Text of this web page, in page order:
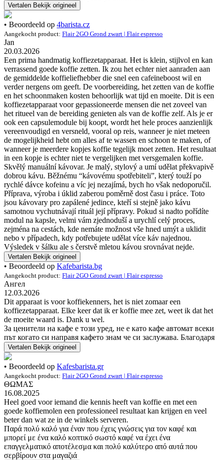
Vertalen Bekijk origineel
• Beoordeeld op 4barista.cz
Aangekocht product: Flair 2GO Grond zwart | Flair espresso
Jan
20.03.2026
Een prima handmatig koffiezetapparaat. Het is klein, stijlvol en kan
verrassend goede koffie zetten. Ik zou het echter niet aanraden aan
de gemiddelde koffieliefhebber die snel een cafeïneboost wil en
verder nergens om geeft. De voorbereiding, het zetten van de koffie
en het schoonmaken kosten behoorlijk wat tijd en moeite. Dit is een
koffiezetapparaat voor gepassioneerde mensen die net zoveel van
het ritueel van de bereiding genieten als van de koffie zelf. Als je er
ook een capsulemodule bij koopt, wordt het hele proces aanzienlijk
vereenvoudigd en versneld, vooral op reis, wanneer je niet meteen
de mogelijkheid hebt om alles af te wassen en schoon te maken, of
wanneer je meerdere kopjes koffie tegelijk moet zetten. Het resultaat
in een kopje is echter niet te vergelijken met versgemalen koffie.
Skvělý manuální kávovar. Je malý, stylový a umí udělat překvapivě
dobrou kávu. Běžnému “kávovému spotřebiteli”, který touží po
rychlé dávce kofeinu a víc jej nezajímá, bych ho však nedoporučil.
Příprava, výroba i úklid zaberou poměrně dost času i práce. Toto
jsou kávovary pro zapálené jedince, kteří si stejně jako kávu
samotnou vychutnávají rituál její přípravy. Pokud si nadto pořídíte
modul na kapsle, velmi vám zjednoduší a urychlí celý proces,
zejména na cestách, kde nemáte možnost vše hned umýt a uklidit
nebo v případech, kdy potřebujete udělat více káv najednou.
Výsledek v šálku ale s čerstvě mletou kávou srovnávat nejde.
Vertalen Bekijk origineel
• Beoordeeld op Kafebarista.bg
Aangekocht product: Flair 2GO Grond zwart | Flair espresso
Ангел
12.03.2026
Dit apparaat is voor koffiekenners, het is niet zomaar een
koffiezetapparaat. Elke keer dat ik er koffie mee zet, weet ik dat het
de moeite waard is. Dank u wel.
За ценители на кафе е този уред, не е като кафе автомат всеки
път когато си направя кафето знам че си заслужава. Благодаря
Vertalen Bekijk origineel
• Beoordeeld op Kafesbarista.gr
Aangekocht product: Flair 2GO Grond zwart | Flair espresso
ΘΩΜΑΣ
16.08.2025
Heel goed voor iemand die kennis heeft van koffie en met een
goede koffiemolen een professioneel resultaat kan krijgen en veel
beter dan wat ze in de winkels serveren.
Παρά πολύ καλό για έναν που έχεις γνώσεις για τον καφέ και
μπορεί με ένα καλό κοπτικό σωστό καφέ να έχει ένα
επαγγελματικό αποτέλεσμα και πολύ καλύτερο από αυτά που
σερβίρουν στα μαγαζιά